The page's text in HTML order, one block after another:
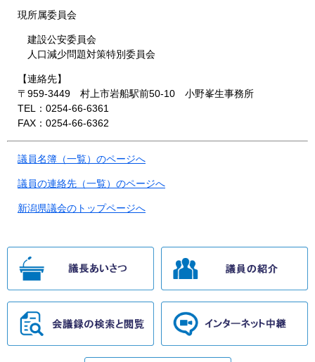
現所属委員会
建設公安委員会
人口減少問題対策特別委員会
【連絡先】
〒959-3449 村上市岩船駅前50-10 小野峯生事務所
TEL：0254-66-6361
FAX：0254-66-6362
議員名簿（一覧）のページへ
議員の連絡先（一覧）のページへ
新潟県議会のトップページへ